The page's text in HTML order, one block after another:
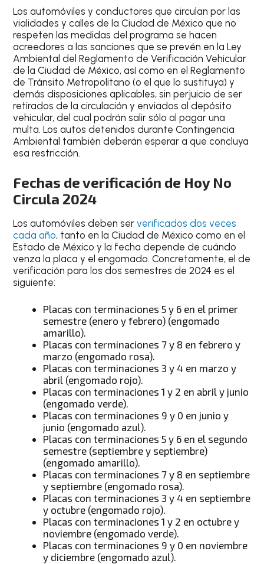
Los automóviles y conductores que circulan por las
vialidades y calles de la Ciudad de México que no
respeten las medidas del programa se hacen
acreedores a las sanciones que se prevén en laLey
Ambiental del Reglamento de Verificación Vehicular
de la Ciudad de México, así como en el Reglamento
de Tránsito Metropolitano (o el que lo sustituya) y
demás disposiciones aplicables, sin perjuicio de ser
retirados de la circulación y enviados al depósito
vehicular, del cual podrán salir sólo al pagar una
multa. Los autos detenidos durante Contingencia
Ambiental también deberán esperar a que concluya
esa restricción.
Fechas de verificación de Hoy No
Circula 2024
Los automóviles deben serverificados dos veces
cada año, tanto en la Ciudad de México como en el
Estado de México y la fecha depende de cuándo
venza la placa y el engomado. Concretamente, el de
verificación para los dos semestres de 2024 es el
siguiente:
Placas con terminaciones 5 y 6 en el primer
semestre (enero y febrero) (engomado
amarillo).
Placas con terminaciones 7 y 8 en febrero y
marzo (engomado rosa).
Placas con terminaciones 3 y 4 en marzo y
abril (engomado rojo).
Placas con terminaciones 1 y 2 en abril y junio
(engomado verde).
Placas con terminaciones 9 y 0 en junio y
junio (engomado azul).
Placas con terminaciones 5 y 6 en el segundo
semestre (septiembre y septiembre)
(engomado amarillo).
Placas con terminaciones 7 y 8 en septiembre
y septiembre (engomado rosa).
Placas con terminaciones 3 y 4 en septiembre
y octubre (engomado rojo).
Placas con terminaciones 1 y 2 en octubre y
noviembre (engomado verde).
Placas con terminaciones 9 y 0 en noviembre
y diciembre (engomado azul).